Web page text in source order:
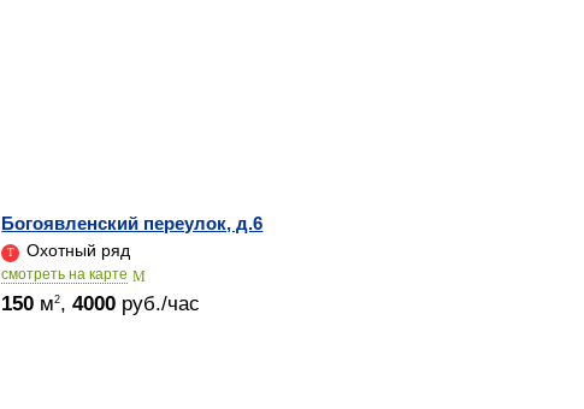
Богоявленский переулок, д.6
Охотный ряд
cмотреть на карте
150 м2,4000 руб./час